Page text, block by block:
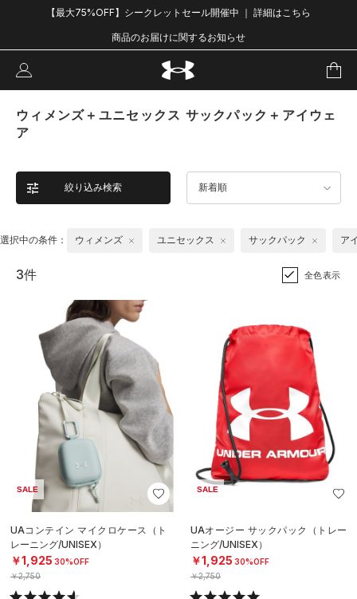
【最大75%OFF】シークレットセール開催中 ｜ 詳細はこちら
商品のお届けに関するお知らせ
ウィメンズ＋ユニセックス サックパック＋アイウェ
ア
絞り込み検索 新着順
選択中の条件： ウィメンズ ユニセックス サックパック ア
3件 全色表示
SALE
UAコンテイン マイクロケース（ト
レーニング/UNISEX）
￥1,925 30%OFF
￥2,750
SALE
UAオージー サックパック（トレー
ニング/UNISEX）
￥1,925 30%OFF
￥2,750